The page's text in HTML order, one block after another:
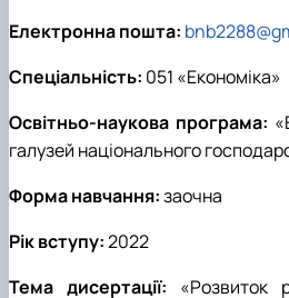
Електронна пошта:
Спеціальність: 051 «Економіка»
Освітньо-наукова програма:
галузей національного
Форма навчання:заочна
Рік вступу:2022
Тема дисертації: «Розвиток